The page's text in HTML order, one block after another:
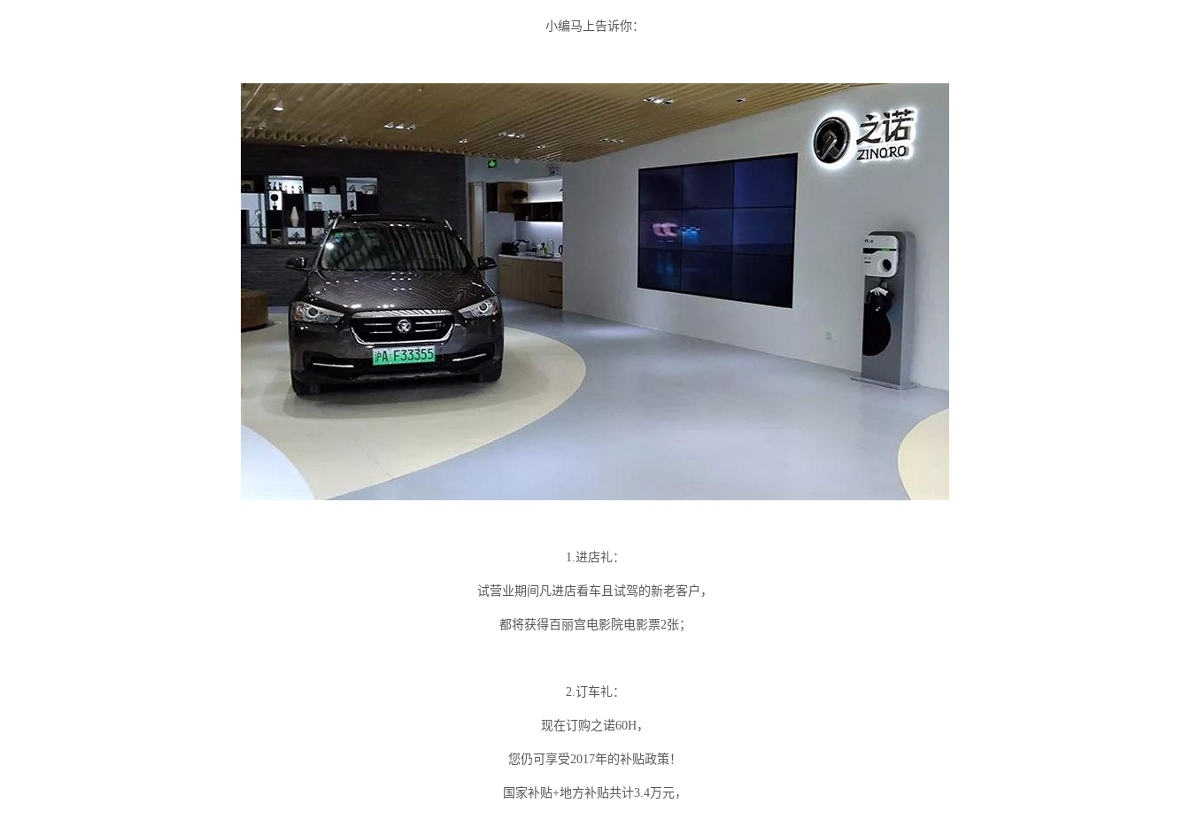
小编马上告诉你：
1.进店礼：
试营业期间凡进店看车且试驾的新老客户，
都将获得百丽宫电影院电影票2张；
2.订车礼：
现在订购之诺60H，
您仍可享受2017年的补贴政策！
国家补贴+地方补贴共计3.4万元，